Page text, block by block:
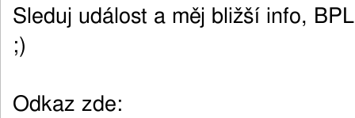
Sleduj událost a měj bližší info,
;)
Odkaz zde: